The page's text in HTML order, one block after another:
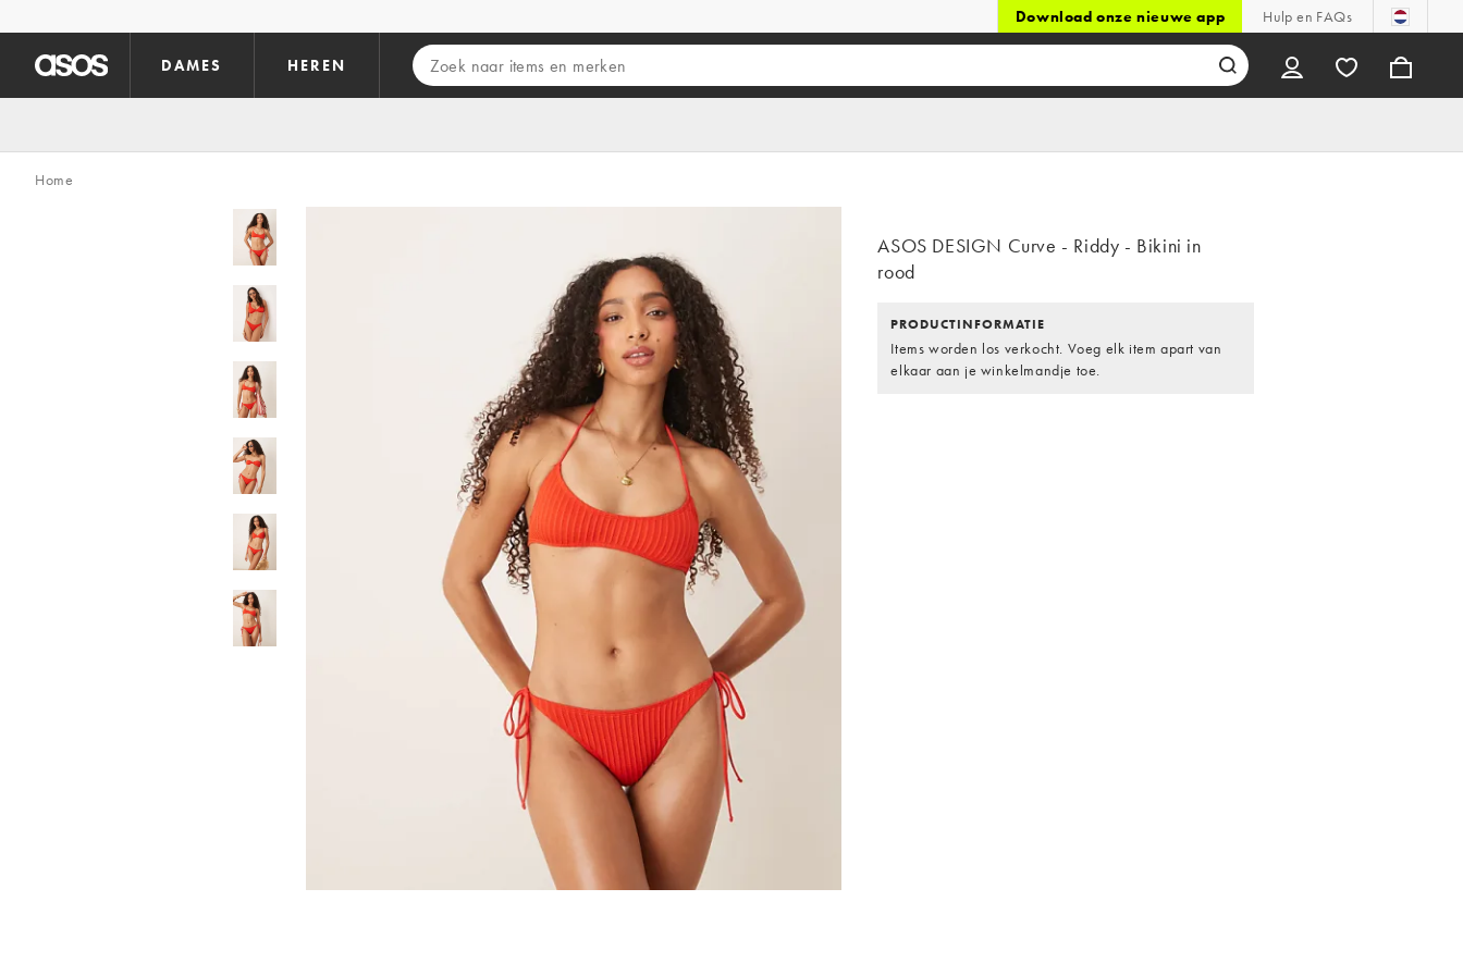
Download onze nieuwe app Hulp en FAQs
DAMES HEREN
Home
ASOS DESIGN Curve - Riddy - Bikini in
rood
PRODUCTINFORMATIE
Items worden los verkocht. Voeg elk item apart van
elkaar aan je winkelmandje toe.